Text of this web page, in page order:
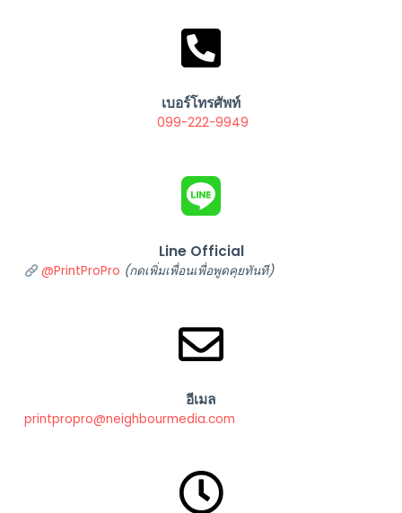
เบอร์โทรศัพท์
099-222-9949
Line Official
@PrintProPro (กดเพิ่มเพื่อนเพื่อพูดคุยทันที)
อีเมล
printpropro@neighbourmedia.com